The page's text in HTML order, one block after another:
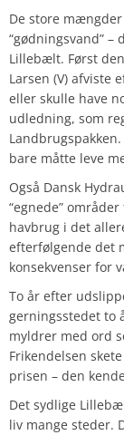
De store
“gødningsvand”
Lillebælt. Først
Larsen (V) afviste
eller skulle have
udledning, som
bare måtte leve
Også Dansk
“egnede”
havbrug i det
efterfølgende det
konsekvenser for
To år efter
gerningsstedet to
myldrer med ord
Frikendelsen
prisen – den
Det sydlige
liv mange steder.